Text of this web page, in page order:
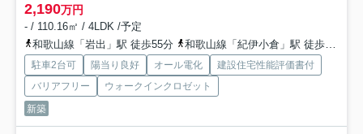
2,190万円
- / 110.16㎡ / 4LDK /予定
和歌山線「岩出」駅 徒歩55分
和歌山線「紀伊小倉」駅 徒歩49分
駐車2台可 陽当り良好 オール電化
建設住宅性能評価書付
バリアフリー
ウォークインクロゼット
新築